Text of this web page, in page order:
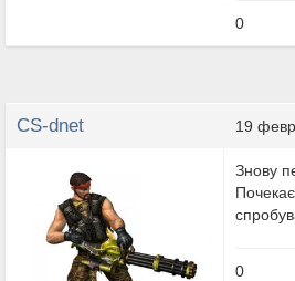
0
CS-dnet 19
Знову
0